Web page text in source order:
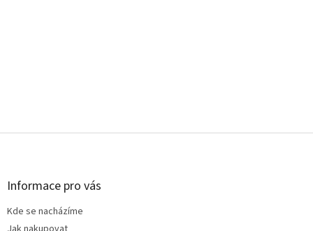
Z
Informace pro vás
Kde se nacházíme